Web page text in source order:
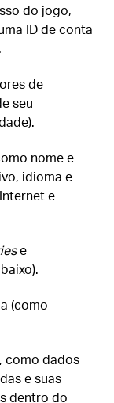
do jogo,
ID de conta
de
seu
nome e
idioma e
e
e
(como
como dados
e suas
dentro do